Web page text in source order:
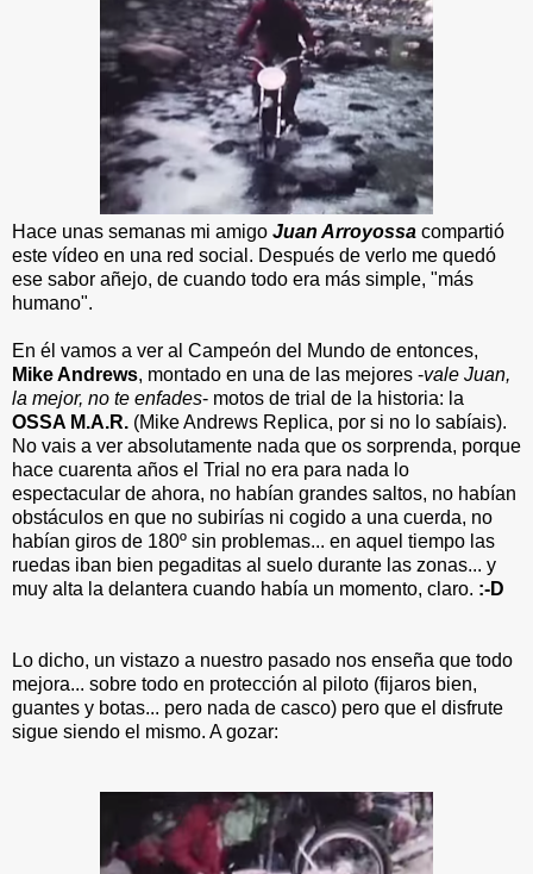
Hace unas semanas mi amigo Juan Arroyossa compartió
este vídeo en una red social. Después de verlo me quedó
ese sabor añejo, de cuando todo era más simple, "más
humano".
En él vamos a ver al Campeón del Mundo de entonces,
Mike Andrews, montado en una de las mejores -vale Juan,
la mejor, no te enfades- motos de trial de la historia: la
OSSA M.A.R. (Mike Andrews Replica, por si no lo sabíais).
No vais a ver absolutamente nada que os sorprenda, porque
hace cuarenta años el Trial no era para nada lo
espectacular de ahora, no habían grandes saltos, no habían
obstáculos en que no subirías ni cogido a una cuerda, no
habían giros de 180º sin problemas... en aquel tiempo las
ruedas iban bien pegaditas al suelo durante las zonas... y
muy alta la delantera cuando había un momento, claro. :-D
Lo dicho, un vistazo a nuestro pasado nos enseña que todo
mejora... sobre todo en protección al piloto (fijaros bien,
guantes y botas... pero nada de casco) pero que el disfrute
sigue siendo el mismo. A gozar: